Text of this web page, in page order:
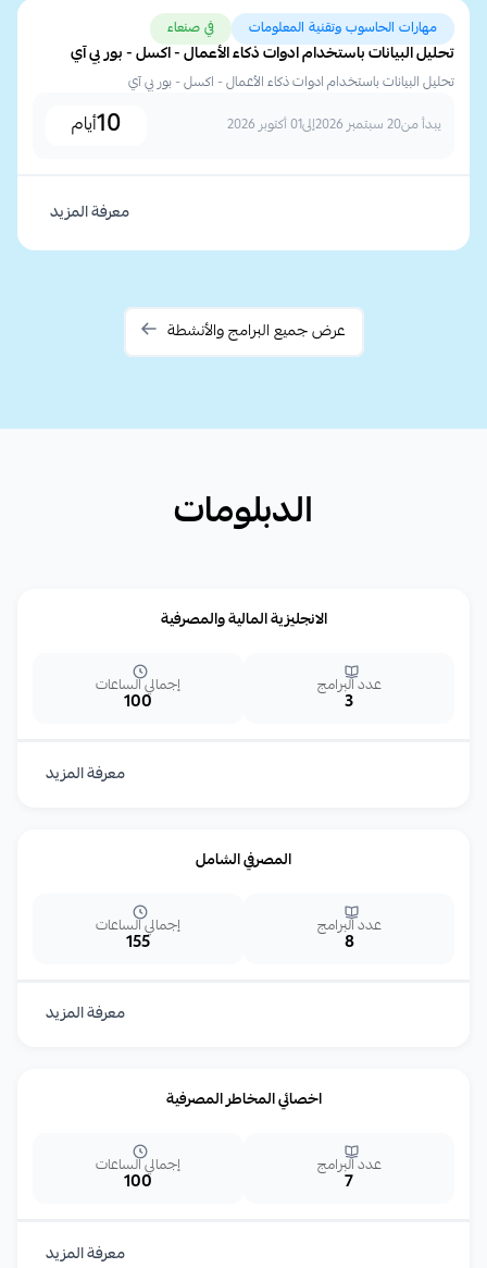
مهارات الحاسوب وتقنية المعلومات في صنعاء
تحليل البيانات باستخدام ادوات ذكاء الأعمال - اكسل - بور بي آي
تحليل البيانات باستخدام ادوات ذكاء الأعمال - اكسل - بور بي آي
يبدأ من20 سبتمبر 2026 إلى01 أكتوبر 2026 10أيام
معرفة المزيد
عرض جميع البرامج والأنشطة
الدبلومات
الانجليزية المالية والمصرفية
عدد البرامج
100
إجمالي الساعات
معرفة المزيد
المصرفي الشامل
عدد البرامج
155
إجمالي الساعات
معرفة المزيد
اخصائي المخاطر المصرفية
عدد البرامج
100
إجمالي الساعات
معرفة المزيد